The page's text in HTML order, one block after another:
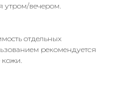
утром/вечером.
отдельных
рекомендуется